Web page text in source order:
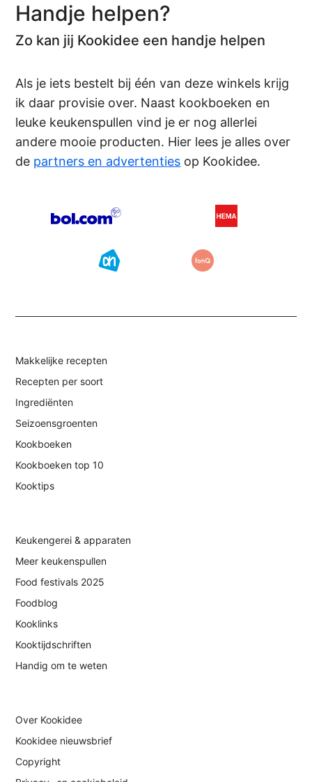
Handje helpen?
Zo kan jij Kookidee een handje helpen
Als je iets bestelt bij één van deze winkels krijg
ik daar provisie over. Naast kookboeken en
leuke keukenspullen vind je er nog allerlei
andere mooie producten. Hier lees je alles over
de partners en advertenties op Kookidee.
Makkelijke recepten
Recepten per soort
Ingrediënten
Seizoensgroenten
Kookboeken
Kookboeken top 10
Kooktips
Keukengerei & apparaten
Meer keukenspullen
Food festivals 2025
Foodblog
Kooklinks
Kooktijdschriften
Handig om te weten
Over Kookidee
Kookidee nieuwsbrief
Copyright